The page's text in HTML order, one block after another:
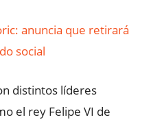
anuncia que retirará
social
distintos líderes
el rey Felipe VI de